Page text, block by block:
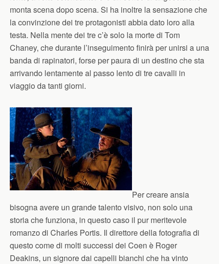
monta scena dopo scena. Si ha inoltre la sensazione che
la convinzione dei tre protagonisti abbia dato loro alla
testa. Nella mente dei tre c’è solo la morte di Tom
Chaney, che durante l’inseguimento finirà per unirsi a una
banda di rapinatori, forse per paura di un destino che sta
arrivando lentamente al passo lento di tre cavalli in
viaggio da tanti giorni.
Per creare ansia
bisogna avere un grande talento visivo, non solo una
storia che funziona, in questo caso il pur meritevole
romanzo di Charles Portis. Il direttore della fotografia di
questo come di molti successi dei Coen è Roger
Deakins, un signore dai capelli bianchi che ha vinto